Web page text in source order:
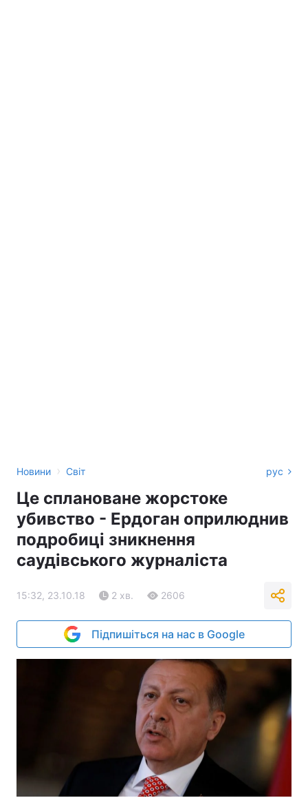
Новини › Світ рус
Це сплановане жорстоке
убивство - Ердоган оприлюднив
подробиці зникнення
саудівського журналіста
15:32, 23.10.18 2 хв. 2606
Підпишіться на нас в Google